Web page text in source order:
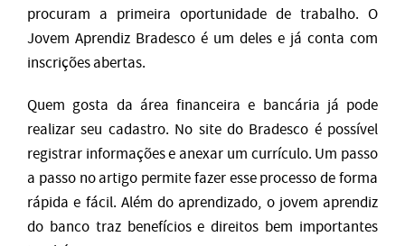
procuram a primeira oportunidade de trabalho. O
Jovem Aprendiz Bradesco é um deles e já conta com
inscrições abertas.
Quem gosta da área financeira e bancária já pode
realizar seu cadastro. No site do Bradesco é possível
registrar informações e anexar um currículo. Um passo
a passo no artigo permite fazer esse processo de forma
rápida e fácil. Além do aprendizado, o jovem aprendiz
do banco traz benefícios e direitos bem importantes